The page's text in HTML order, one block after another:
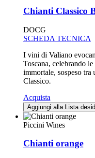
Chianti Classico
DOCG
SCHEDA TECNICA
I vini di Valiano
Toscana, celebrando
immortale, sospeso
Classico.
Acquista
Aggiungi alla Lista
Piccini Wines
Chianti orange